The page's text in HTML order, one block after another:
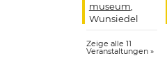
museum,
Wunsiedel
Zeige alle 11
Veranstaltungen »